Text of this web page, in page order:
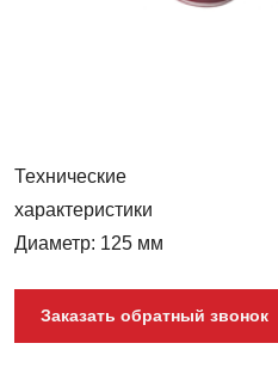
Технические
характеристики
Диаметр: 125 мм
Заказать обратный звонок